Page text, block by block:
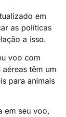
em
as políticas
a isso.
voo com
têm um
para animais
em seu voo,